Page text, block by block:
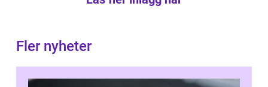
Fler nyheter